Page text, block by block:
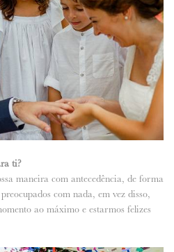
ti?
maneira com antecedência, de forma
com nada, em vez disso,
ao máximo e estarmos felizes